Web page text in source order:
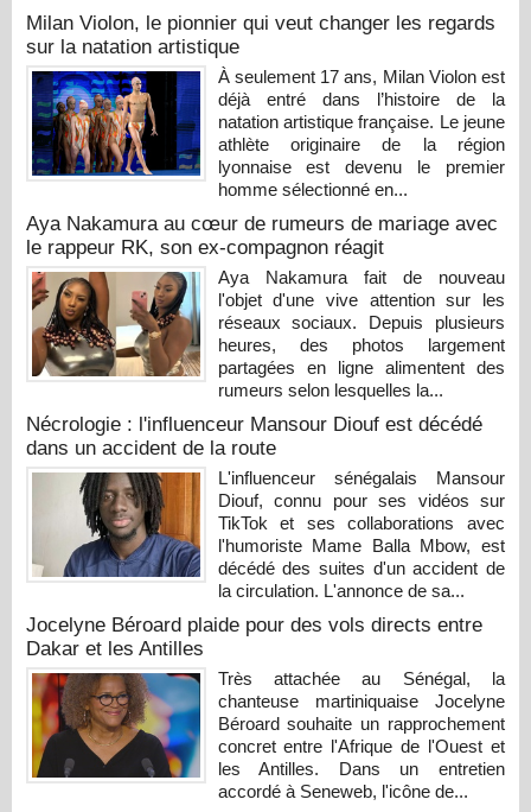
Milan Violon, le pionnier qui veut changer les regards
sur la natation artistique
À seulement 17 ans, Milan Violon est
déjà entré dans l’histoire de la
natation artistique française. Le jeune
athlète originaire de la région
lyonnaise est devenu le premier
homme sélectionné en...
Aya Nakamura au cœur de rumeurs de mariage avec
le rappeur RK, son ex-compagnon réagit
Aya Nakamura fait de nouveau
l'objet d'une vive attention sur les
réseaux sociaux. Depuis plusieurs
heures, des photos largement
partagées en ligne alimentent des
rumeurs selon lesquelles la...
Nécrologie : l'influenceur Mansour Diouf est décédé
dans un accident de la route
L'influenceur sénégalais Mansour
Diouf, connu pour ses vidéos sur
TikTok et ses collaborations avec
l'humoriste Mame Balla Mbow, est
décédé des suites d'un accident de
la circulation. L'annonce de sa...
Jocelyne Béroard plaide pour des vols directs entre
Dakar et les Antilles
Très attachée au Sénégal, la
chanteuse martiniquaise Jocelyne
Béroard souhaite un rapprochement
concret entre l'Afrique de l'Ouest et
les Antilles. Dans un entretien
accordé à Seneweb, l'icône de...